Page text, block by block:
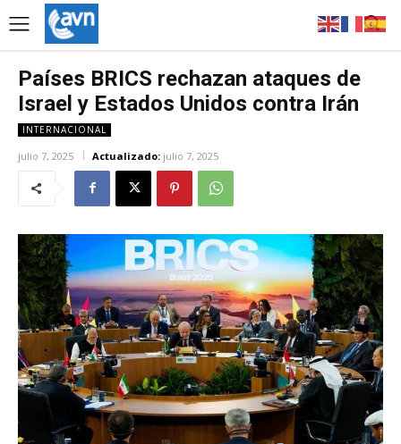
Países BRICS rechazan ataques de
Israel y Estados Unidos contra Irán
INTERNACIONAL
julio 7, 2025 Actualizado: julio 7, 2025